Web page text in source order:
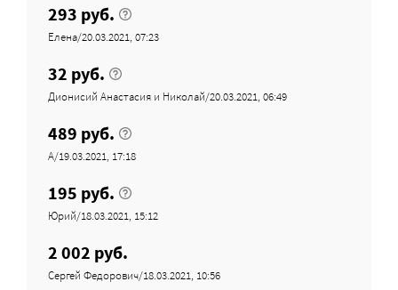
293 руб.
Елена/20.03.2021, 07:23
32 руб.
Дионисий Анастасия и Николай/20.03.2021, 06:49
489 руб.
A/19.03.2021, 17:18
195 руб.
Юрий/18.03.2021, 15:12
2 002 руб.
Сергей Федорович/18.03.2021, 10:56